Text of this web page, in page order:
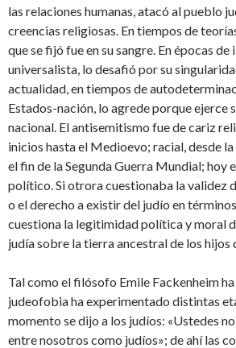
las relaciones humanas, atacó al pueblo
creencias religiosas. En tiempos de
que se fijó fue en su sangre. En épocas
universalista, lo desafió por su
actualidad, en tiempos de
Estados-nación, lo agrede porque ejerce
nacional. El antisemitismo fue de cariz
inicios hasta el Medioevo; racial, desde
el fin de la Segunda Guerra Mundial; hoy
político. Si otrora cuestionaba la validez
o el derecho a existir del judío en
cuestiona la legitimidad política y moral
judía sobre la tierra ancestral de los hijos
Tal como el filósofo Emile Fackenheim
judeofobia ha experimentado distintas
momento se dijo a los judíos: «Ustedes
entre nosotros como judíos»; de ahí las